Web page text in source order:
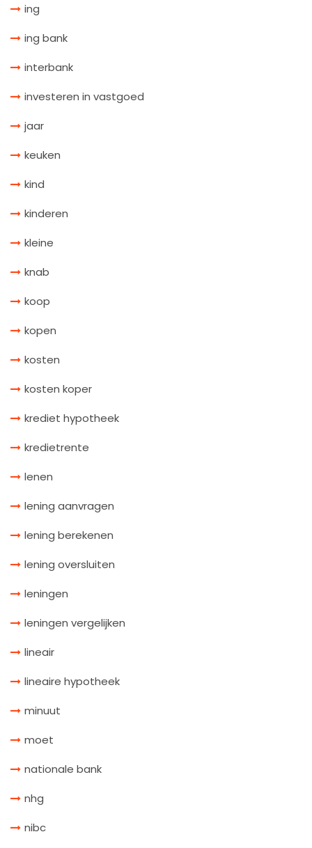
ing
ing bank
interbank
investeren in vastgoed
jaar
keuken
kind
kinderen
kleine
knab
koop
kopen
kosten
kosten koper
krediet hypotheek
kredietrente
lenen
lening aanvragen
lening berekenen
lening oversluiten
leningen
leningen vergelijken
lineair
lineaire hypotheek
minuut
moet
nationale bank
nhg
nibc